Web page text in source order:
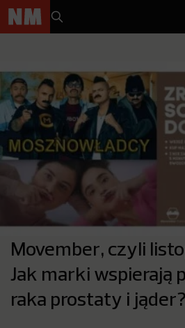
Movember, czyli
Jak marki wspierają
raka prostaty i jąder?